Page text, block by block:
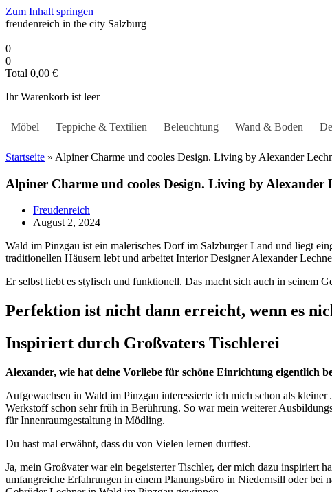
Zum Inhalt springen
freudenreich in the city Salzburg
0
0
Total 0,00 €
Ihr Warenkorb ist leer
Möbel Teppiche & Textilien Beleuchtung Wand & Boden
Startseite » Alpiner Charme und cooles Design. Living by Alexander
Alpiner Charme und cooles Design. Living by Alexander
Freudenreich
August 2, 2024
Wald im Pinzgau ist ein malerisches Dorf im Salzburger Land und liegt
traditionellen Häusern lebt und arbeitet Interior Designer Alexander
Er selbst liebt es stylisch und funktionell. Das macht sich auch in seinem
Perfektion ist nicht dann erreicht, wenn es
Inspiriert durch Großvaters Tischlerei
Alexander, wie hat deine Vorliebe für schöne Einrichtung eigentlich
Aufgewachsen in Wald im Pinzgau interessierte ich mich schon als
Werkstoff schon sehr früh in Berührung. So war mein weiterer
für Innenraumgestaltung in Mödling.
Du hast mal erwähnt, dass du von Vielen lernen durftest.
Ja, mein Großvater war ein begeisterter Tischler, der mich dazu inspiriert
umfangreiche Erfahrungen in einem Planungsbüro in Niedernsill oder